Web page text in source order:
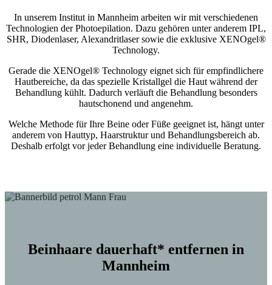
In unserem Institut in Mannheim arbeiten wir mit verschiedenen
Technologien der Photoepilation. Dazu gehören unter anderem IPL,
SHR, Diodenlaser, Alexandritlaser sowie die exklusive XENOgel®
Technology.
Gerade die XENOgel® Technology eignet sich für empfindlichere
Hautbereiche, da das spezielle Kristallgel die Haut während der
Behandlung kühlt. Dadurch verläuft die Behandlung besonders
hautschonend und angenehm.
Welche Methode für Ihre Beine oder Füße geeignet ist, hängt unter
anderem von Hauttyp, Haarstruktur und Behandlungsbereich ab.
Deshalb erfolgt vor jeder Behandlung eine individuelle Beratung.
Beinhaare dauerhaft* entfernen in
Mannheim